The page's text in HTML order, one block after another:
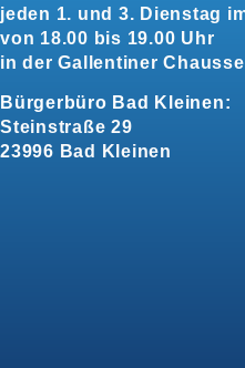
jeden 1. und 3. Dienstag
von 18.00 bis 19.00 Uhr
in der Gallentiner
Bürgerbüro Bad Kleinen:
Steinstraße 29
23996 Bad Kleinen